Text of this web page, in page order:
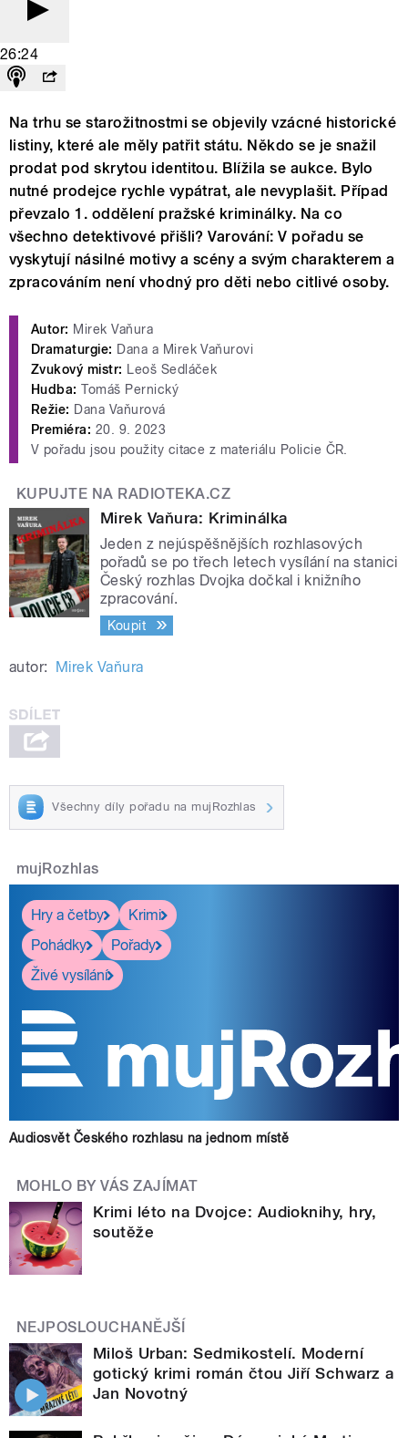
26:24
Na trhu se starožitnostmi se objevily vzácné historické
listiny, které ale měly patřit státu. Někdo se je snažil
prodat pod skrytou identitou. Blížila se aukce. Bylo
nutné prodejce rychle vypátrat, ale nevyplašit. Případ
převzalo 1. oddělení pražské kriminálky. Na co
všechno detektivové přišli? Varování: V pořadu se
vyskytují násilné motivy a scény a svým charakterem a
zpracováním není vhodný pro děti nebo citlivé osoby.
Autor: Mirek Vaňura
Dramaturgie: Dana a Mirek Vaňurovi
Zvukový mistr: Leoš Sedláček
Hudba: Tomáš Pernický
Režie: Dana Vaňurová
Premiéra: 20. 9. 2023
V pořadu jsou použity citace z materiálu Policie ČR.
KUPUJTE NA RADIOTEKA.CZ
Mirek Vaňura: Kriminálka
Jeden z nejúspěšnějších rozhlasových
pořadů se po třech letech vysílání na stanici
Český rozhlas Dvojka dočkal i knižního
zpracování.
Koupit
autor: Mirek Vaňura
Všechny díly pořadu na mujRozhlas
mujRozhlas
Hry a četby
Krimi
Pohádky
Pořady
Živé vysílání
Audiosvět Českého rozhlasu na jednom místě
MOHLO BY VÁS ZAJÍMAT
Krimi léto na Dvojce: Audioknihy, hry,
soutěže
NEJPOSLOUCHANĚJŠÍ
Miloš Urban: Sedmikostelí. Moderní
gotický krimi román čtou Jiří Schwarz a
Jan Novotný